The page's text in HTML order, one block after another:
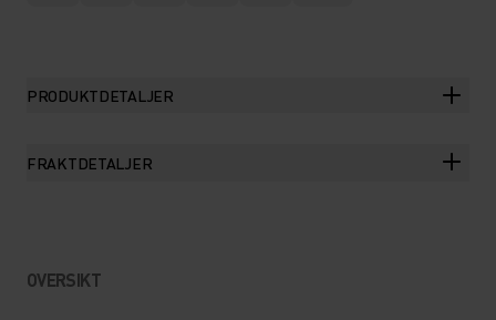
PRODUKTDETALJER
FRAKTDETALJER
OVERSIKT